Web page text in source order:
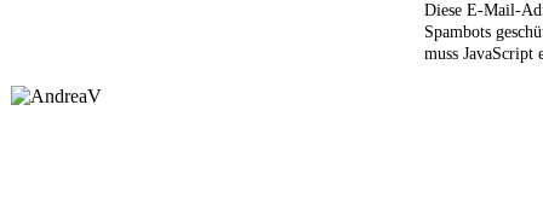
Diese E-Mail-
Spambots
muss JavaScript